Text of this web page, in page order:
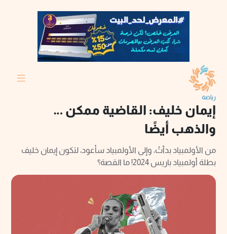
رياضة
إيمان خليف: القاضية ممكن …
والذهب أيضًا
من الأولمبياد بدأتُ، وإلى الأولمبياد سأعود، لتكون إيمان خليف
بطلة أولمبياد باريس 2024! ما القصة؟